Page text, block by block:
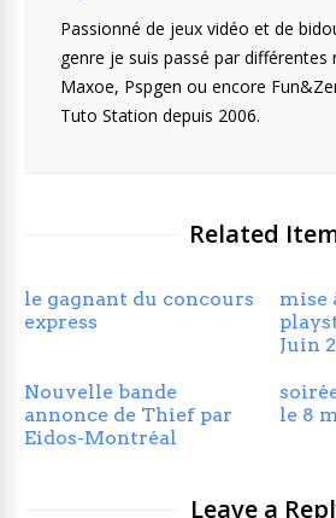
Passionné de jeux vidéo et de
genre je suis passé par différentes
Maxoe, Pspgen ou encore
Tuto Station depuis 2006.
Related
le gagnant du concours
express
mise
Juin
Nouvelle bande
annonce de Thief par
Eidos-Montréal
le 8
Leave a